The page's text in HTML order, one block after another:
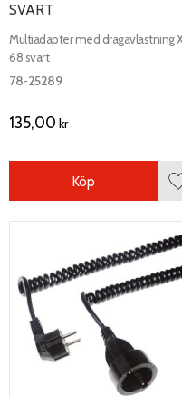
SVART
Multiadapter med dragavlastning
68 svart
78-25289
135,00 kr
Köp